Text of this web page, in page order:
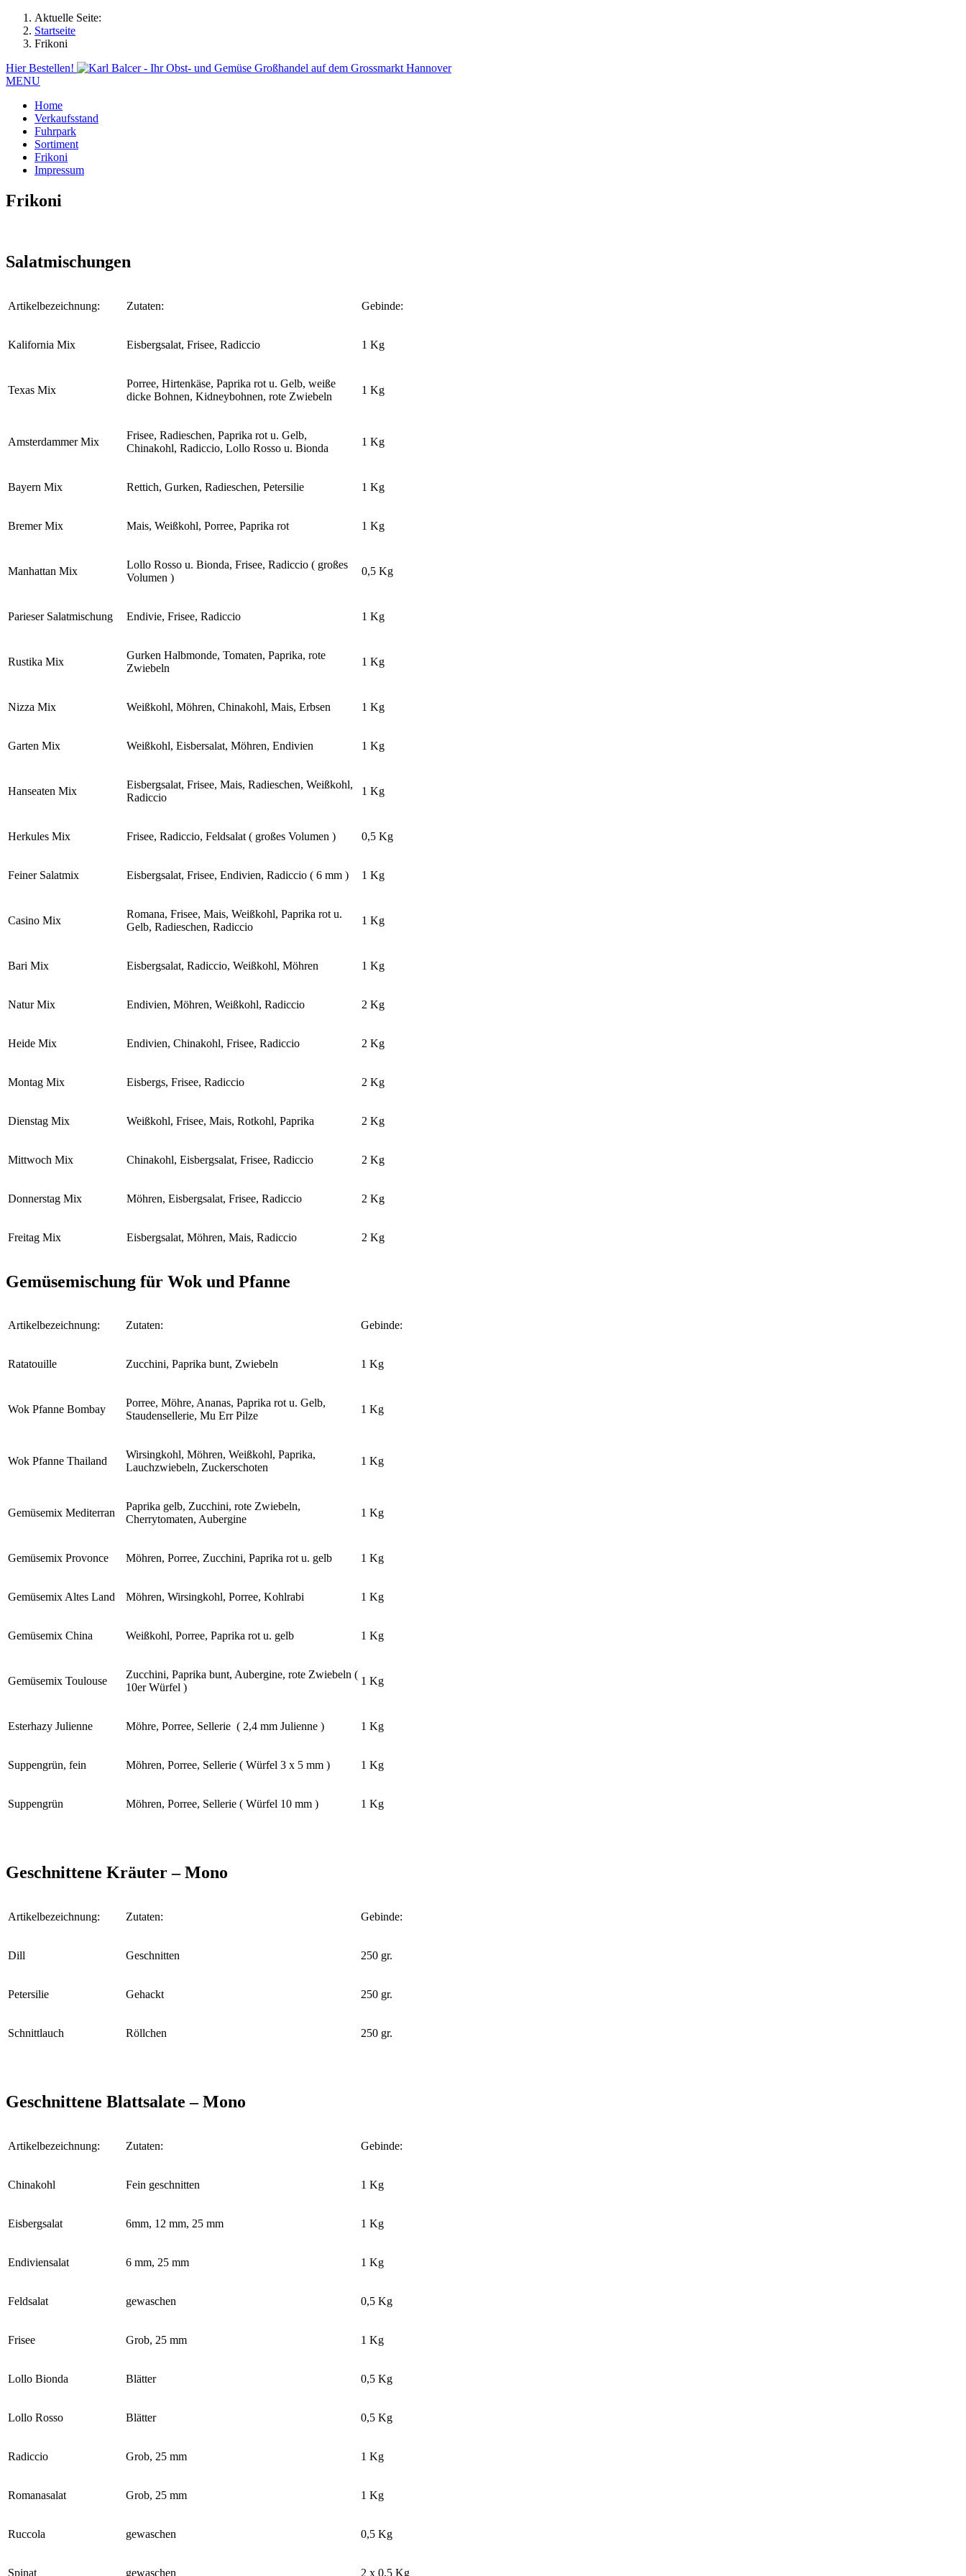
Aktuelle Seite:
Startseite
Frikoni
Hier Bestellen!
MENU
Home
Verkaufsstand
Fuhrpark
Sortiment
Frikoni
Impressum
Frikoni
Salatmischungen
Artikelbezeichnung: Zutaten: Gebinde:
Kalifornia Mix Eisbergsalat, Frisee, Radiccio 1 Kg
Texas Mix
Porree, Hirtenkäse, Paprika rot u. Gelb, weiße
dicke Bohnen, Kidneybohnen, rote Zwiebeln
1 Kg
Amsterdammer Mix
Frisee, Radieschen, Paprika rot u. Gelb,
Chinakohl, Radiccio, Lollo Rosso u. Bionda
1 Kg
Bayern Mix Rettich, Gurken, Radieschen, Petersilie 1 Kg
Bremer Mix Mais, Weißkohl, Porree, Paprika rot 1 Kg
Manhattan Mix
Lollo Rosso u. Bionda, Frisee, Radiccio ( großes
Volumen )
0,5 Kg
Parieser Salatmischung Endivie, Frisee, Radiccio 1 Kg
Rustika Mix
Gurken Halbmonde, Tomaten, Paprika, rote
Zwiebeln
1 Kg
Nizza Mix Weißkohl, Möhren, Chinakohl, Mais, Erbsen 1 Kg
Garten Mix Weißkohl, Eisbersalat, Möhren, Endivien 1 Kg
Hanseaten Mix
Eisbergsalat, Frisee, Mais, Radieschen, Weißkohl,
Radiccio
1 Kg
Herkules Mix Frisee, Radiccio, Feldsalat ( großes Volumen ) 0,5 Kg
Feiner Salatmix Eisbergsalat, Frisee, Endivien, Radiccio ( 6 mm ) 1 Kg
Casino Mix
Romana, Frisee, Mais, Weißkohl, Paprika rot u.
Gelb, Radieschen, Radiccio
1 Kg
Bari Mix Eisbergsalat, Radiccio, Weißkohl, Möhren 1 Kg
Natur Mix Endivien, Möhren, Weißkohl, Radiccio 2 Kg
Heide Mix Endivien, Chinakohl, Frisee, Radiccio 2 Kg
Montag Mix Eisbergs, Frisee, Radiccio 2 Kg
Dienstag Mix Weißkohl, Frisee, Mais, Rotkohl, Paprika 2 Kg
Mittwoch Mix Chinakohl, Eisbergsalat, Frisee, Radiccio 2 Kg
Donnerstag Mix Möhren, Eisbergsalat, Frisee, Radiccio 2 Kg
Freitag Mix Eisbergsalat, Möhren, Mais, Radiccio 2 Kg
Gemüsemischung für Wok und Pfanne
Artikelbezeichnung: Zutaten: Gebinde:
Ratatouille Zucchini, Paprika bunt, Zwiebeln 1 Kg
Wok Pfanne Bombay
Porree, Möhre, Ananas, Paprika rot u. Gelb,
Staudensellerie, Mu Err Pilze
1 Kg
Wok Pfanne Thailand
Wirsingkohl, Möhren, Weißkohl, Paprika,
Lauchzwiebeln, Zuckerschoten
1 Kg
Gemüsemix Mediterran
Paprika gelb, Zucchini, rote Zwiebeln,
Cherrytomaten, Aubergine
1 Kg
Gemüsemix Provonce Möhren, Porree, Zucchini, Paprika rot u. gelb 1 Kg
Gemüsemix Altes Land Möhren, Wirsingkohl, Porree, Kohlrabi 1 Kg
Gemüsemix China Weißkohl, Porree, Paprika rot u. gelb 1 Kg
Gemüsemix Toulouse
Zucchini, Paprika bunt, Aubergine, rote Zwiebeln (
10er Würfel )
1 Kg
Esterhazy Julienne Möhre, Porree, Sellerie ( 2,4 mm Julienne ) 1 Kg
Suppengrün, fein Möhren, Porree, Sellerie ( Würfel 3 x 5 mm ) 1 Kg
Suppengrün Möhren, Porree, Sellerie ( Würfel 10 mm ) 1 Kg
Geschnittene Kräuter – Mono
Artikelbezeichnung: Zutaten: Gebinde:
Dill Geschnitten 250 gr.
Petersilie Gehackt 250 gr.
Schnittlauch Röllchen 250 gr.
Geschnittene Blattsalate – Mono
Artikelbezeichnung: Zutaten: Gebinde:
Chinakohl Fein geschnitten 1 Kg
Eisbergsalat 6mm, 12 mm, 25 mm 1 Kg
Endiviensalat 6 mm, 25 mm 1 Kg
Feldsalat gewaschen 0,5 Kg
Frisee Grob, 25 mm 1 Kg
Lollo Bionda Blätter 0,5 Kg
Lollo Rosso Blätter 0,5 Kg
Radiccio Grob, 25 mm 1 Kg
Romanasalat Grob, 25 mm 1 Kg
Ruccola gewaschen 0,5 Kg
Spinat gewaschen 2 x 0,5 Kg